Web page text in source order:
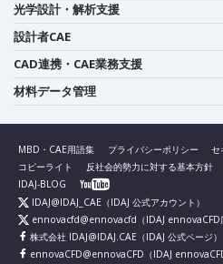
光学設計・解析支援
設計者CAE
CAD連携・CAE業務支援
材料データ管理
MBD・CAE用語集 プライバシーポリシー
セ
コピーライト
反社会的勢力に対する基本方針
IDAJ-BLOG
IDAJ@IDAJ_CAE （IDAJ 公式アカウント）
ennovacfd@ennovacfd （IDAJ ennovaCFD
株式会社 IDAJ@IDAJ.CAE （IDAJ 公式ページ）
ennovaCFD@ennovaCFD （IDAJ